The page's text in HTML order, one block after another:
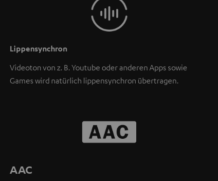
Lippensynchron
Videoton von z. B. Youtube oder anderen Apps sowie
Games wird natürlich lippensynchron übertragen.
AAC